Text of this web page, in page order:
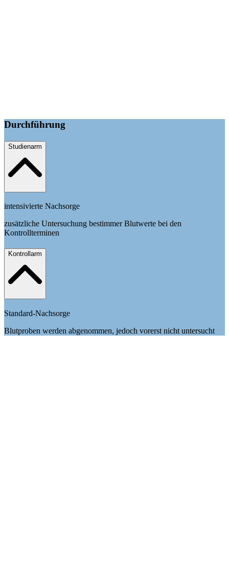
Durchführung
Studienarm
intensivierte Nachsorge
zusätzliche Untersuchung bestimmer Blutwerte bei den
Kontrollterminen
Kontrollarm
Standard-Nachsorge
Blutproben werden abgenommen, jedoch vorerst nicht untersucht